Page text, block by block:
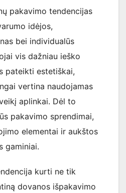
pakavimo tendencijas
idėjos,
bei individualūs
vis dažniau ieško
pateikti estetiškai,
vertina naudojamas
aplinkai. Dėl to
pakavimo sprendimai,
elementai ir aukštos
gaminiai.
kurti ne tik
dovanos išpakavimo